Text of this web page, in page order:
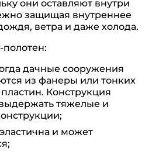
они оставляют внутри
защищая внутреннее
ветра и даже холода.
дачные сооружения
из фанеры или тонких
Конструкция
тяжелые и
и может